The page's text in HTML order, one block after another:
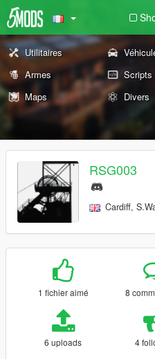
Utilitaires
Armes
Scripts
Maps
Divers
RSG003
Cardiff,
1 fichier aimé 8
6 uploads 4